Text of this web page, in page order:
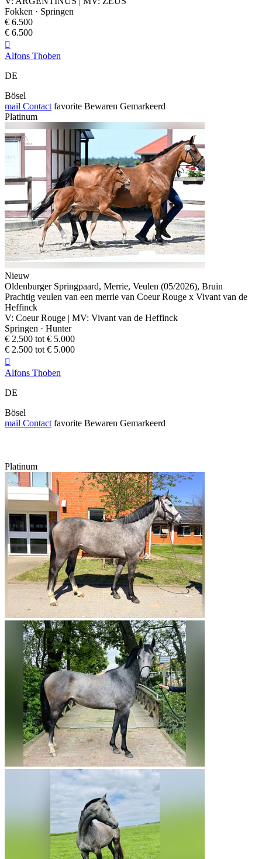
Fokken · Springen
€ 6.500
€ 6.500

Alfons Thoben
DE
Bösel
mail Contact favorite Bewaren Gemarkeerd
Platinum
Nieuw
Oldenburger Springpaard, Merrie, Veulen (05/2026), Bruin
Prachtig veulen van een merrie van Coeur Rouge x Vivant van de
Heffinck
V: Coeur Rouge | MV: Vivant van de Heffinck
Springen · Hunter
€ 2.500 tot € 5.000
€ 2.500 tot € 5.000

Alfons Thoben
DE
Bösel
mail Contact favorite Bewaren Gemarkeerd
Platinum